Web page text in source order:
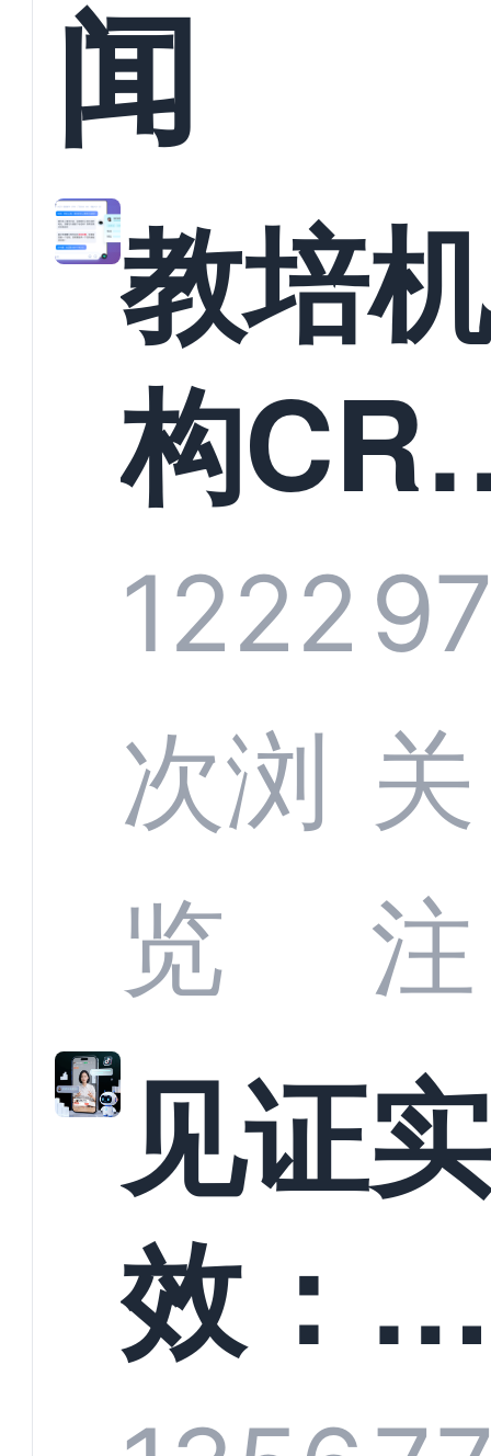
闻
教培机
构
系统头
部供应
商深度
解析：
螳螂科
技何以
1222
次浏
览
关
注
见证实
效：螳